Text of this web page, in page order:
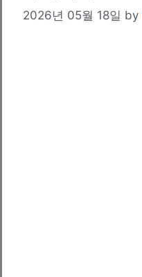
2026년 05월 18일 by